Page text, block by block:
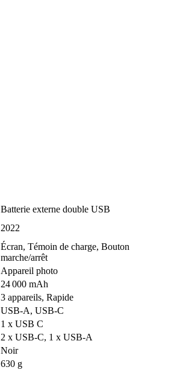
Batterie externe double USB
2022
Écran, Témoin de charge, Bouton
marche/arrêt
Appareil photo
24 000 mAh
3 appareils, Rapide
USB-A, USB-C
1 x USB C
2 x USB-C, 1 x USB-A
Noir
630 g